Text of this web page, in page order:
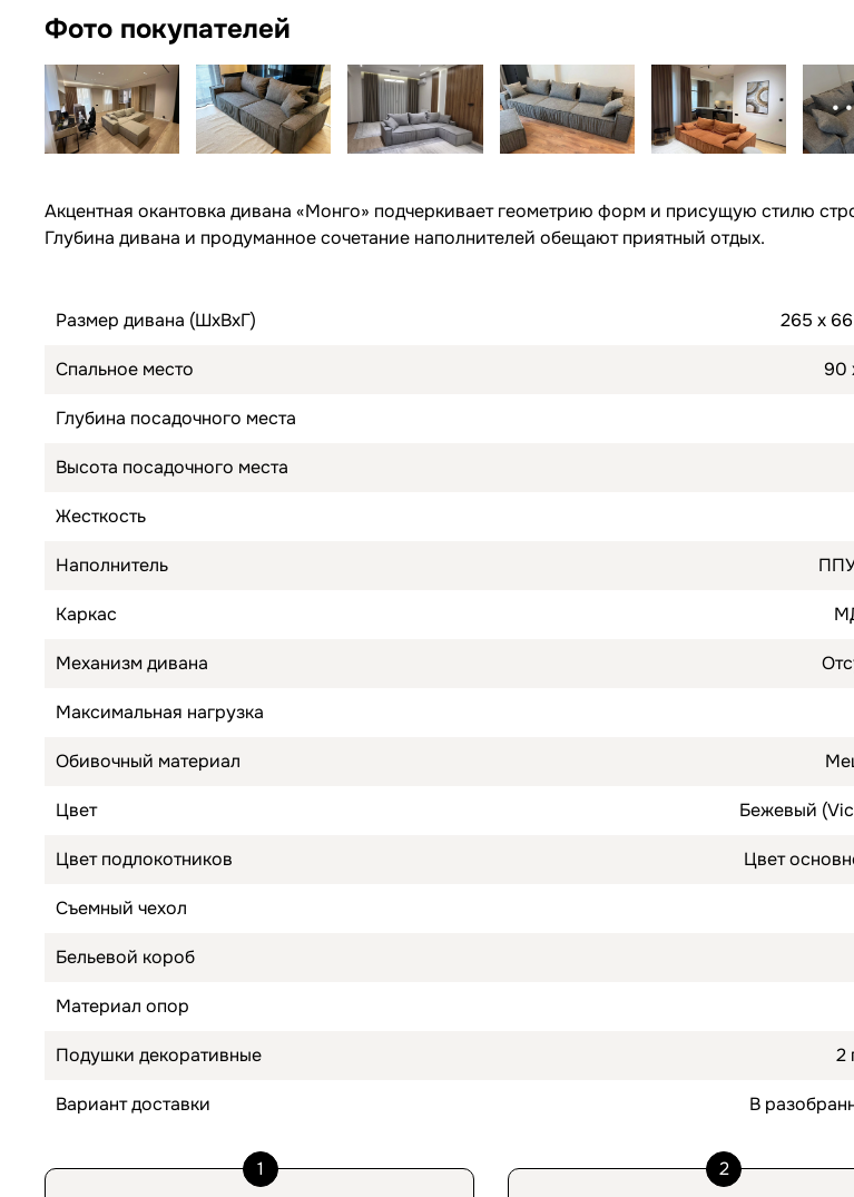
Фото покупателей
Акцентная окантовка дивана «Монго» подчеркивает геометрию форм и присущую стилю
Глубина дивана и продуманное сочетание наполнителей обещают приятный отдых.
Размер дивана (ШхВхГ) 265 х
Спальное место 90
Глубина посадочного места
Высота посадочного места
Жесткость
Наполнитель
Каркас
Механизм дивана
Максимальная нагрузка
Обивочный материал
Цвет Бежевый
Цвет подлокотников Цвет
Съемный чехол
Бельевой короб
Материал опор
Подушки декоративные 2
Вариант доставки В
1 2